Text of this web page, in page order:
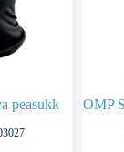
peasukk OMP